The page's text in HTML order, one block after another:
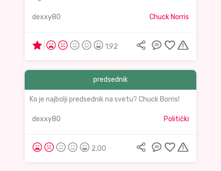
dexxy80 Chuck Norris
1,92
predsednik
Ko je najbolji predsednik na svetu? Chuck Borris!
dexxy80 Politički
2,00